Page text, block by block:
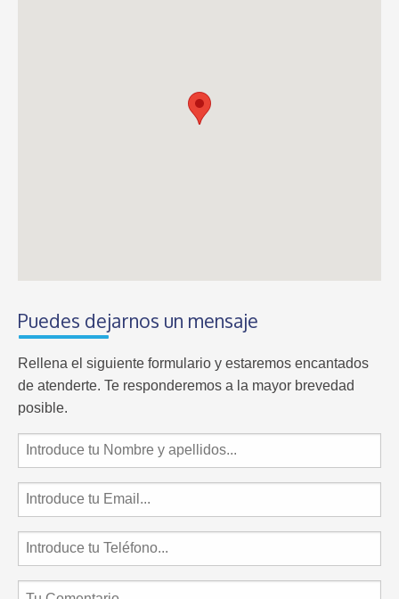
Puedes dejarnos un mensaje
Rellena el siguiente formulario y estaremos encantados
de atenderte. Te responderemos a la mayor brevedad
posible.